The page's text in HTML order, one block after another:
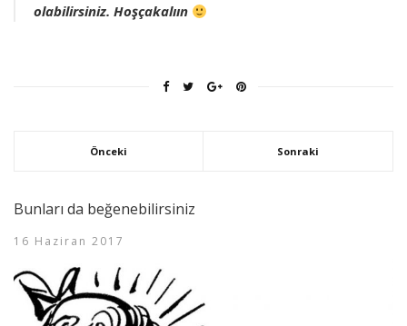
olabilirsiniz. Hoşçakalıın
Önceki Sonraki
Bunları da beğenebilirsiniz
16 Haziran 2017